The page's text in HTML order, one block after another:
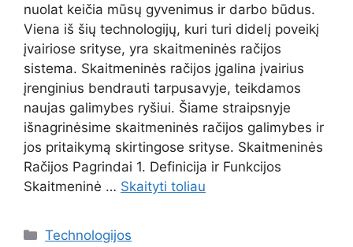
nuolat keičia mūsų gyvenimus ir darbo būdus.
Viena iš šių technologijų, kuri turi didelį poveikį
įvairiose srityse, yra skaitmeninės račijos
sistema. Skaitmeninės račijos įgalina įvairius
įrenginius bendrauti tarpusavyje, teikdamos
naujas galimybes ryšiui. Šiame straipsnyje
išnagrinėsime skaitmeninės račijos galimybes ir
jos pritaikymą skirtingose srityse. Skaitmeninės
Račijos Pagrindai 1. Definicija ir Funkcijos
Skaitmeninė … Skaityti toliau
Kategorijos
Technologijos